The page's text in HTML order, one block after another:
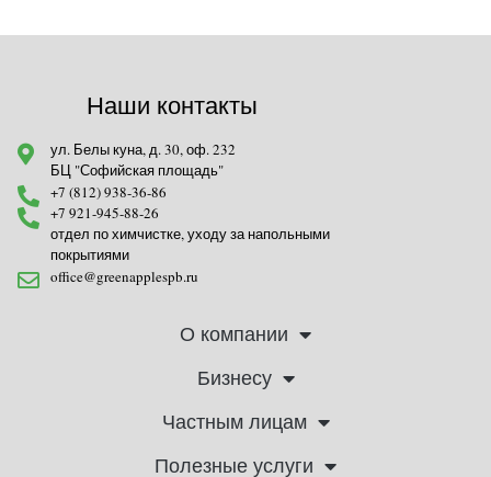
О компании
Бизнесу
Частным лицам
Полезные услуги
Наши контакты
ул. Белы куна, д. 30, оф. 232
БЦ "Софийская площадь"
+7 (812) 938-36-86
+7 921-945-88-26
отдел по химчистке, уходу за напольными
покрытиями
office@greenapplespb.ru